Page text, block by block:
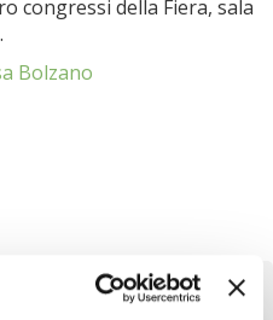
congressi della Fiera, sala
Bolzano